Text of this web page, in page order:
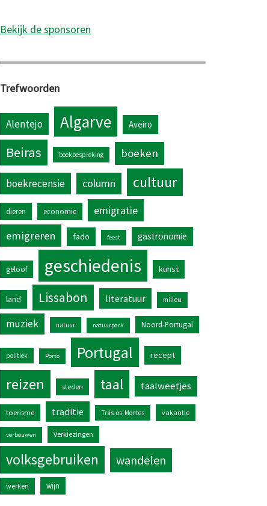
Bekijk de sponsoren
Trefwoorden
Alentejo Algarve Aveiro
Beiras boekbespreking boeken
boekrecensie column cultuur
dieren economie
emigratie
emigreren
fado feest gastronomie
geloof geschiedenis kunst
land Lissabon literatuur milieu
muziek natuur natuurpark Noord-Portugal
politiek Porto Portugal recept
reizen steden taal taalweetjes
toerisme traditie Trás-os-Montes vakantie
verbouwen Verkiezingen
volksgebruiken wandelen
werken wijn